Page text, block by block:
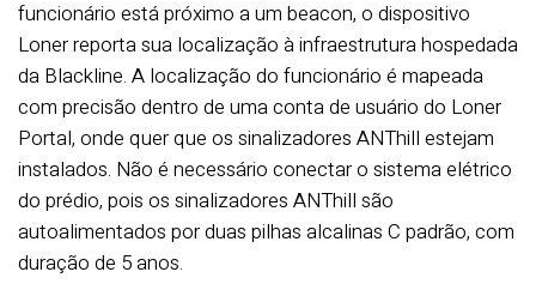
funcionário está próximo a um beacon, o dispositivo
Loner reporta sua localização à infraestrutura hospedada
da Blackline. A localização do funcionário é mapeada
com precisão dentro de uma conta de usuário do Loner
Portal, onde quer que os sinalizadores ANThill estejam
instalados. Não é necessário conectar o sistema elétrico
do prédio, pois os sinalizadores ANThill são
autoalimentados por duas pilhas alcalinas C padrão, com
duração de 5 anos.